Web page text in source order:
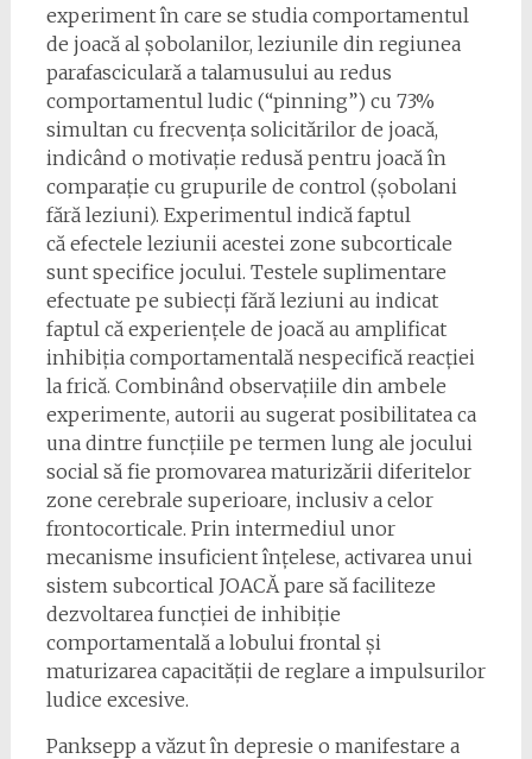
experiment în care se studia comportamentul
de joacă al șobolanilor, leziunile din regiunea
parafasciculară a talamusului au redus
comportamentul ludic (“pinning”) cu 73%
simultan cu frecvența solicitărilor de joacă,
indicând o motivație redusă pentru joacă în
comparație cu grupurile de control (șobolani
fără leziuni). Experimentul indică faptul
că efectele leziunii acestei zone subcorticale
sunt specifice jocului. Testele suplimentare
efectuate pe subiecți fără leziuni au indicat
faptul că experiențele de joacă au amplificat
inhibiția comportamentală nespecifică reacției
la frică. Combinând observațiile din ambele
experimente, autorii au sugerat posibilitatea ca
una dintre funcțiile pe termen lung ale jocului
social să fie promovarea maturizării diferitelor
zone cerebrale superioare, inclusiv a celor
frontocorticale. Prin intermediul unor
mecanisme insuficient înțelese, activarea unui
sistem subcortical JOACĂ pare să faciliteze
dezvoltarea funcției de inhibiție
comportamentală a lobului frontal și
maturizarea capacității de reglare a impulsurilor
ludice excesive.
Panksepp a văzut în depresie o manifestare a